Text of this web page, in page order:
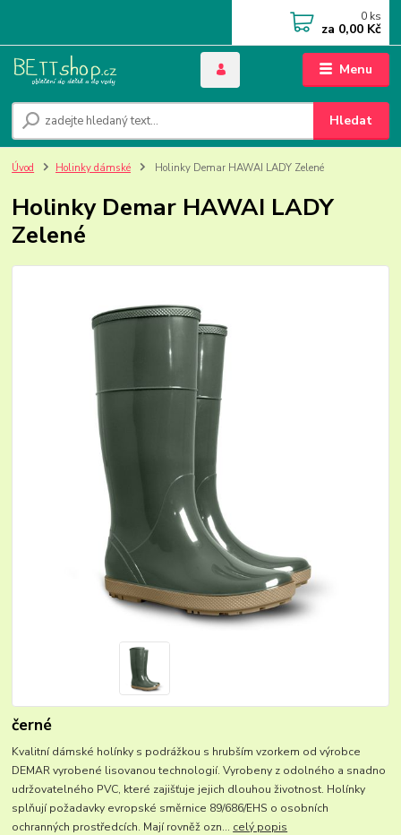
Menu
Hledat
0 ks
za 0,00 Kč
Úvod Holinky dámské Holinky Demar HAWAI LADY Zelené
Holinky Demar HAWAI LADY
Zelené
černé
Kvalitní dámské holínky s podrážkou s hrubším vzorkem od výrobce
DEMAR vyrobené lisovanou technologií. Vyrobeny z odolného a snadno
udržovatelného PVC, které zajišťuje jejich dlouhou životnost. Holínky
splňují požadavky evropské směrnice 89/686/EHS o osobních
ochranných prostředcích. Mají rovněž ozn... celý popis